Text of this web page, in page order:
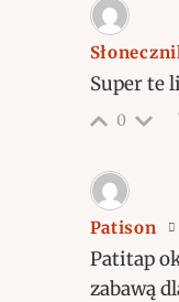
Super te
0
Patison
Patitap
zabawą